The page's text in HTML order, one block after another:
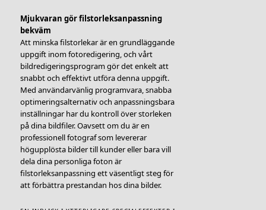
Mjukvaran gör filstorleksanpassning
bekväm
Att minska filstorlekar är en grundläggande
uppgift inom fotoredigering, och vårt
bildredigeringsprogram gör det enkelt att
snabbt och effektivt utföra denna uppgift.
Med användarvänlig programvara, snabba
optimeringsalternativ och anpassningsbara
inställningar har du kontroll över storleken
på dina bildfiler. Oavsett om du är en
professionell fotograf som levererar
högupplösta bilder till kunder eller bara vill
dela dina personliga foton är
filstorleksanpassning ett väsentligt steg för
att förbättra prestandan hos dina bilder.